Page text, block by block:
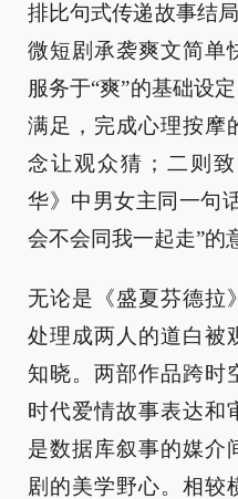
排比句式传递故事结
微短剧承袭爽文简单
服务于“爽”的基础设
满足，完成心理按摩
念让观众猜；二则
华》中男女主同一句
会不会同我一起走”的
无论是《盛夏芬德拉
处理成两人的道白被
知晓。两部作品跨时
时代爱情故事表达和
是数据库叙事的媒介
剧的美学野心。相较